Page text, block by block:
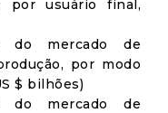
por usuário final,
do mercado de
por modo
$ bilhões)
do mercado de